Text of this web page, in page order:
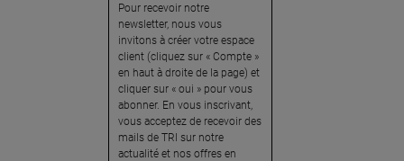
Pour recevoir notre
newsletter, nous vous
invitons à créer votre espace
client (cliquez sur « Compte »
en haut à droite de la page) et
cliquer sur « oui » pour vous
abonner. En vous inscrivant,
vous acceptez de recevoir des
mails de TRI sur notre
actualité et nos offres en